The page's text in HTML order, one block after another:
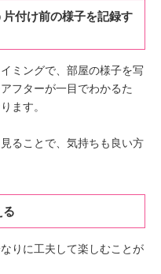
付け前の様子を記録す
ミングで、部屋の様子を写
フターが一目でわかるた
ます。
ることで、気持ちも良い方
る
りに工夫して楽しむことが